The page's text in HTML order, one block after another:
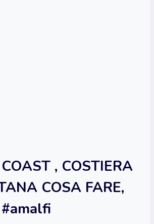
, COSTIERA
COSA FARE,